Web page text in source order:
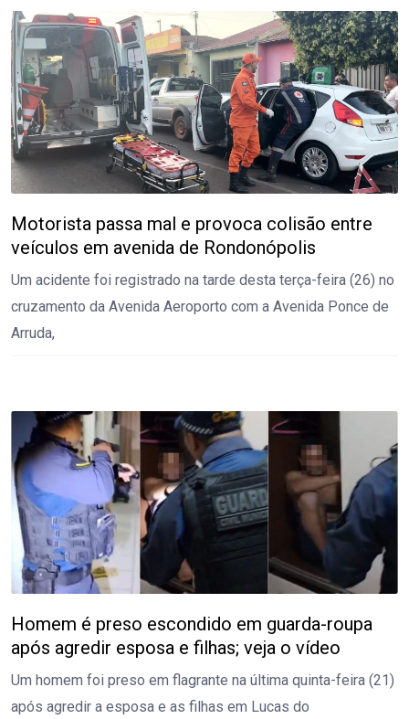
Motorista passa mal e provoca colisão entre
veículos em avenida de Rondonópolis
Um acidente foi registrado na tarde desta terça-feira (26) no
cruzamento da Avenida Aeroporto com a Avenida Ponce de
Arruda,
Homem é preso escondido em guarda-roupa
após agredir esposa e filhas; veja o vídeo
Um homem foi preso em flagrante na última quinta-feira (21)
após agredir a esposa e as filhas em Lucas do